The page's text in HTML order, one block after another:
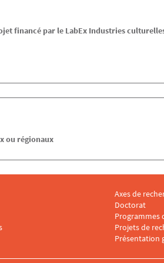
financé par le LabEx Industries
ou régionaux
Menu footer
Axes de
Doctorat
Programmes
Projets de
Présentation